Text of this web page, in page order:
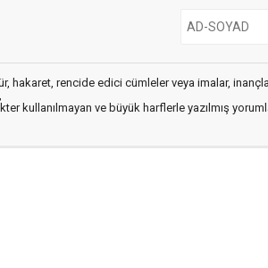
hakaret, rencide edici cümleler veya imalar,
kullanılmayan ve büyük harflerle yazılmış